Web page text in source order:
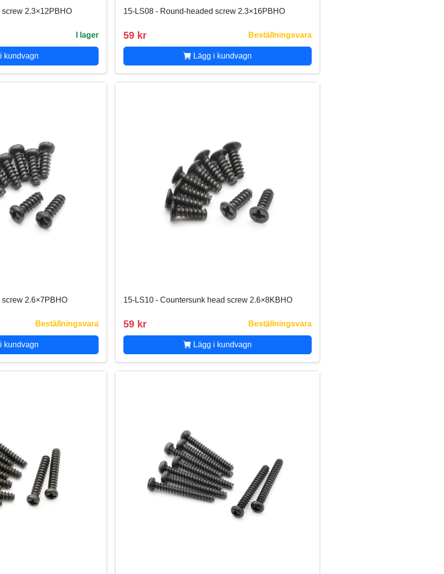
2.3×12PBHO
I lager
kundvagn
15-LS08 - Round-headed screw 2.3×16PBHO
59 kr Beställningsvara
Lägg i kundvagn
2.6×7PBHO
Beställningsvara
kundvagn
15-LS10 - Countersunk head screw 2.6×8KBHO
59 kr Beställningsvara
Lägg i kundvagn